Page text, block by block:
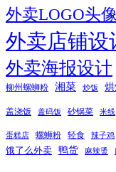
外卖LOGO头像
外卖店铺设
外卖海报设计
柳州螺蛳粉
湘菜 炒饭
盖浇饭 盖码饭 砂锅菜 米线
蛋糕店 螺蛳粉 轻食 辣子鸡
饿了么外卖 鸭货 麻辣烫